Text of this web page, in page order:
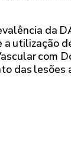
da
a utilização
com
das lesões